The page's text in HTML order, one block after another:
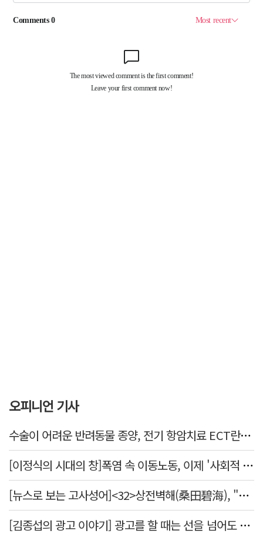
오피니언 기사
수술이 어려운 반려동물 종양, 전기 항암치료 ECT란? [반려동물 건강톡톡]
[이정식의 시대의 창]폭염 속 이동노동, 이제 '사회적 위험 관리'로 전환할 때
[뉴스로 보는 고사성어]<32>상전벽해(桑田碧海), "뽕나무밭이 푸른 바다가 되었다."
[김종섭의 광고 이야기] 광고를 할 때는 선을 넘어도 좋습니다.